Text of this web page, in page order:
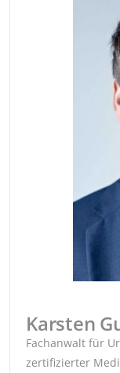
Karsten
Fachanwalt für
zertifizierter